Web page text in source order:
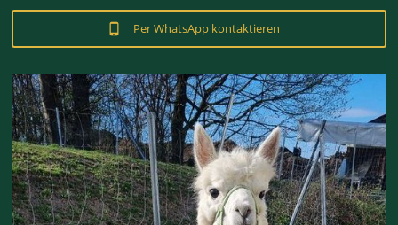
Per WhatsApp kontaktieren